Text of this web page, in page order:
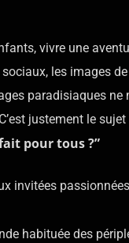
vivre une
les images
paradisiaques
justement le
pour tous ?”
invitées
habituée des